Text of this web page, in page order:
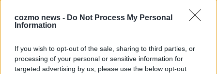
cozmo news - Do Not Process My Personal
Information
If you wish to opt-out of the sale, sharing to third parties, or
processing of your personal or sensitive information for
targeted advertising by us, please use the below opt-out